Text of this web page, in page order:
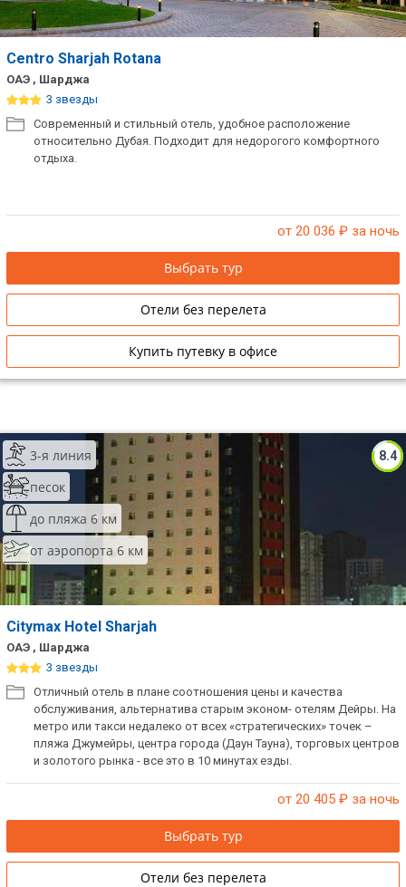
Centro Sharjah Rotana
ОАЭ , Шарджа
3 звезды
Современный и стильный отель, удобное расположение
относительно Дубая. Подходит для недорогого комфортного
отдыха.
от 20 036 ₽ за ночь
Выбрать тур
Отели без перелета
Купить путевку в офисе
8.4
3-я линия
песок
до пляжа 6 км
от аэропорта 6 км
Citymax Hotel Sharjah
ОАЭ , Шарджа
3 звезды
Отличный отель в плане соотношения цены и качества
обслуживания, альтернатива старым эконом- отелям Дейры. На
метро или такси недалеко от всех «стратегических» точек –
пляжа Джумейры, центра города (Даун Тауна), торговых центров
и золотого рынка - все это в 10 минутах езды.
от 20 405 ₽ за ночь
Выбрать тур
Отели без перелета